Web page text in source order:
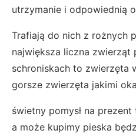
utrzymanie i odpowiednią
Trafiają do nich z rożnych
największa liczna zwierząt
schroniskach to zwierzęta
gorsze zwierzęta jakimi
świetny pomysł na prezent
a może kupimy pieska